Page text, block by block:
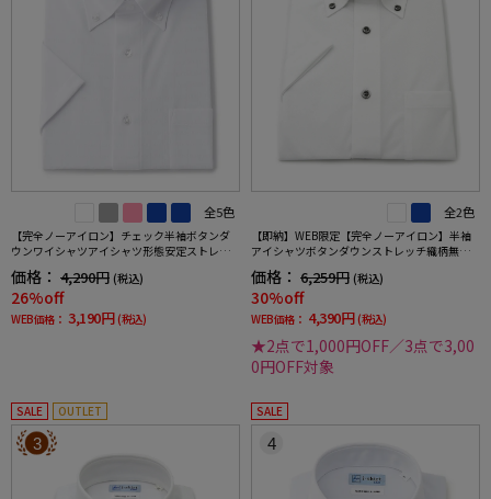
全5色
【完全ノーアイロン】チェック半袖ボタンダ
ウンワイシャツアイシャツ形態安定ストレッ
価格： 4,290円 (税込)
26%off
WEB価格： 3,190円 (税込)
全2色
【即納】WEB限定【完全ノーアイロン】半袖
アイシャツボタンダウンストレッチ織柄無地i-
価格： 6,259円 (税込)
30%off
WEB価格： 4,390円 (税込)
★2点で1,000円OFF／3点で3,00
0円OFF対象
SALE OUTLET
3
SALE
4